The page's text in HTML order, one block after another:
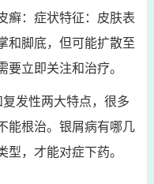
癣：症状特征：皮肤表
和脚底，但可能扩散至
要立即关注和治疗。
发性两大特点，很多
能根治。银屑病有哪几
，才能对症下药。